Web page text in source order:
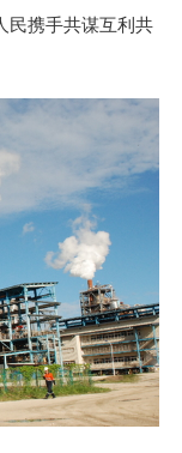
民携手共谋互利共